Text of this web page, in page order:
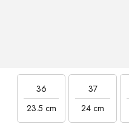
36
23.5 cm
37
24 cm